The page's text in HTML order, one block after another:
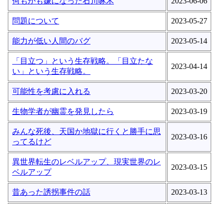
問題について 2023-05-27
能力が低い人間のバグ 2023-05-14
「目立つ」という生存戦略。「目立たな
い」という生存戦略。
2023-04-14
可能性を考慮に入れる 2023-03-20
生物学者が幽霊を発見したら 2023-03-19
みんな死後、天国か地獄に行くと勝手に思
ってるけど
2023-03-16
異世界転生のレベルアップ、現実世界のレ
ベルアップ
2023-03-15
昔あった誘拐事件の話 2023-03-13